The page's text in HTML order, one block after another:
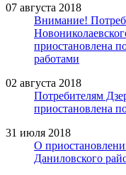
07 августа 2018
Внимание!
приостановлена
работами
02 августа 2018
Потребителям
приостановлена
31 июля 2018
О
Даниловского